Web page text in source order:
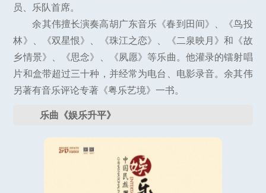
员、乐队首席。
余其伟擅长演奏高胡广东音乐《春到田间》、《鸟投
林》、《双星恨》、《珠江之恋》、《二泉映月》和《故
乡情景》、《思念》、《夙愿》等乐曲。他灌录的镭射唱
片和盒带超过三十种，并经常为电台、电影录音。余其伟
另著有音乐评论专著《粤乐艺境》一书。
乐曲《娱乐升平》